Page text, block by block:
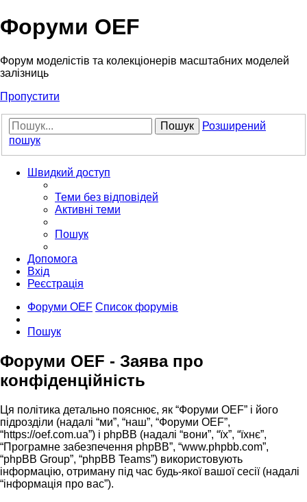
Форуми OEF
Форум моделістів та колекціонерів масштабних моделей
залізниць
Пропустити
Пошук
Розширений
пошук
Швидкий доступ
Теми без відповідей
Активні теми
Пошук
Допомога
Вхід
Реєстрація
Форуми OEF Список форумів
Пошук
Форуми OEF - Заява про
конфіденційність
Ця політика детально пояснює, як “Форуми OEF” і його
підрозділи (надалі “ми”, “наш”, “Форуми OEF”,
“https://oef.com.ua”) і phpBB (надалі “вони”, “їх”, “їхнє”,
“Програмне забезпечення phpBB”, “www.phpbb.com”,
“phpBB Group”, “phpBB Teams”) використовують
інформацію, отриману під час будь-якої вашої сесії (надалі
“інформація про вас”).